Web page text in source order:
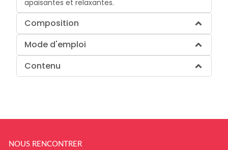
apaisantes et relaxantes.
Composition
Mode d'emploi
Contenu
NOUS RENCONTRER